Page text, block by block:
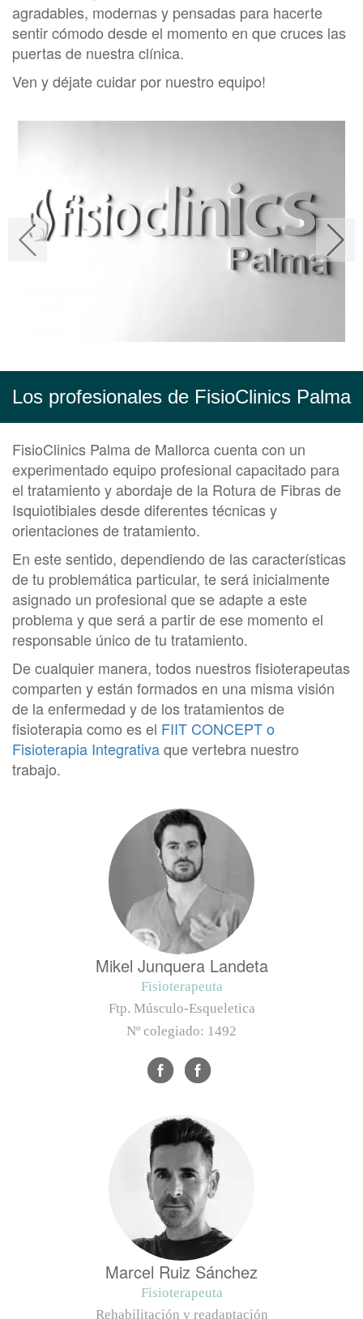
agradables, modernas y pensadas para hacerte
sentir cómodo desde el momento en que cruces las
puertas de nuestra clínica.
Ven y déjate cuidar por nuestro equipo!
Los profesionales de FisioClinics Palma
FisioClinics Palma de Mallorca cuenta con un
experimentado equipo profesional capacitado para
el tratamiento y abordaje de la Rotura de Fibras de
Isquiotibiales desde diferentes técnicas y
orientaciones de tratamiento.
En este sentido, dependiendo de las características
de tu problemática particular, te será inicialmente
asignado un profesional que se adapte a este
problema y que será a partir de ese momento el
responsable único de tu tratamiento.
De cualquier manera, todos nuestros fisioterapeutas
comparten y están formados en una misma visión
de la enfermedad y de los tratamientos de
fisioterapia como es el FIIT CONCEPT o
Fisioterapia Integrativaque vertebra nuestro
trabajo.
Mikel Junquera Landeta
Fisioterapeuta
Ftp. Músculo-Esqueletica
Nº colegiado: 1492
Marcel Ruiz Sánchez
Fisioterapeuta
Rehabilitación y readaptación